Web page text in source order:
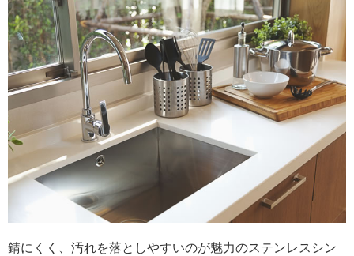
錆にくく、汚れを落としやすいのが魅力のステンレスシン